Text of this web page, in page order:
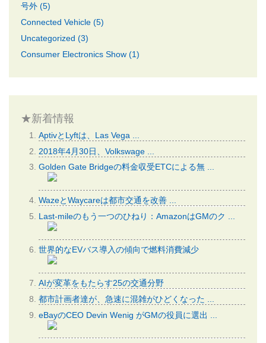
号外 (5)
Connected Vehicle (5)
Uncategorized (3)
Consumer Electronics Show (1)
★新着情報
AptivとLyftは、Las Vega ...
2018年4月30日、Volkswage ...
Golden Gate Bridgeの料金収受ETCによる無 ...
WazeとWaycareは都市交通を改善 ...
Last-mileのもう一つのひねり：AmazonはGMのク ...
世界的なEVバス導入の傾向で燃料消費減少
AIが変革をもたらす25の交通分野
都市計画者達が、急速に混雑がひどくなった ...
eBayのCEO Devin Wenig がGMの役員に選出 ...